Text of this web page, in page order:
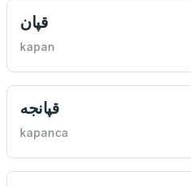
قپان
kapan
قپانجه
kapanca